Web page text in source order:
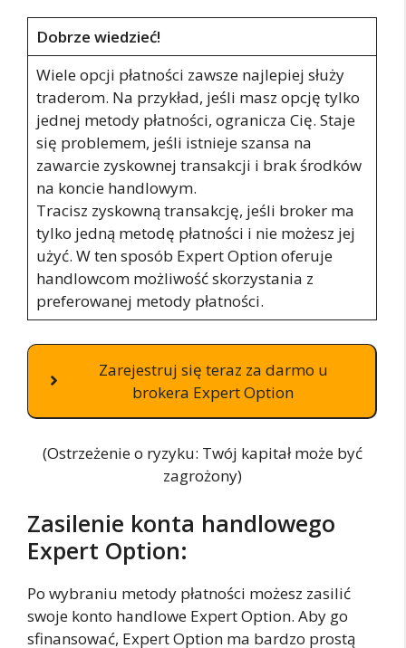
Dobrze wiedzieć!
Wiele opcji płatności zawsze najlepiej służy
traderom. Na przykład, jeśli masz opcję tylko
jednej metody płatności, ogranicza Cię. Staje
się problemem, jeśli istnieje szansa na
zawarcie zyskownej transakcji i brak środków
na koncie handlowym.
Tracisz zyskowną transakcję, jeśli broker ma
tylko jedną metodę płatności i nie możesz jej
użyć. W ten sposób Expert Option oferuje
handlowcom możliwość skorzystania z
preferowanej metody płatności.
Zarejestruj się teraz za darmo u
brokera Expert Option
(Ostrzeżenie o ryzyku: Twój kapitał może być
zagrożony)
Zasilenie konta handlowego
Expert Option:
Po wybraniu metody płatności możesz zasilić
swoje konto handlowe Expert Option. Aby go
sfinansować, Expert Option ma bardzo prostą